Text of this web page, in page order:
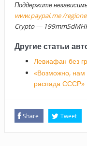
Поддержите
www.paypal.me /
Crypto —
Другие статьи
Левиафан без
«Возможно, нам
распада СССР»
Share Tweet